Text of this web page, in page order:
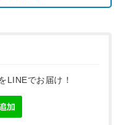
LINEでお届け！